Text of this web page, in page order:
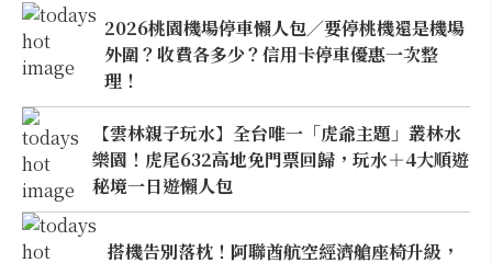
2026桃園機場停車懶人包／要停桃機還是機場
外圍？收費各多少？信用卡停車優惠一次整
理！
【雲林親子玩水】全台唯一「虎爺主題」叢林水
樂園！虎尾632高地免門票回歸，玩水＋4大順遊
秘境一日遊懶人包
搭機告別落枕！阿聯酋航空經濟艙座椅升級，